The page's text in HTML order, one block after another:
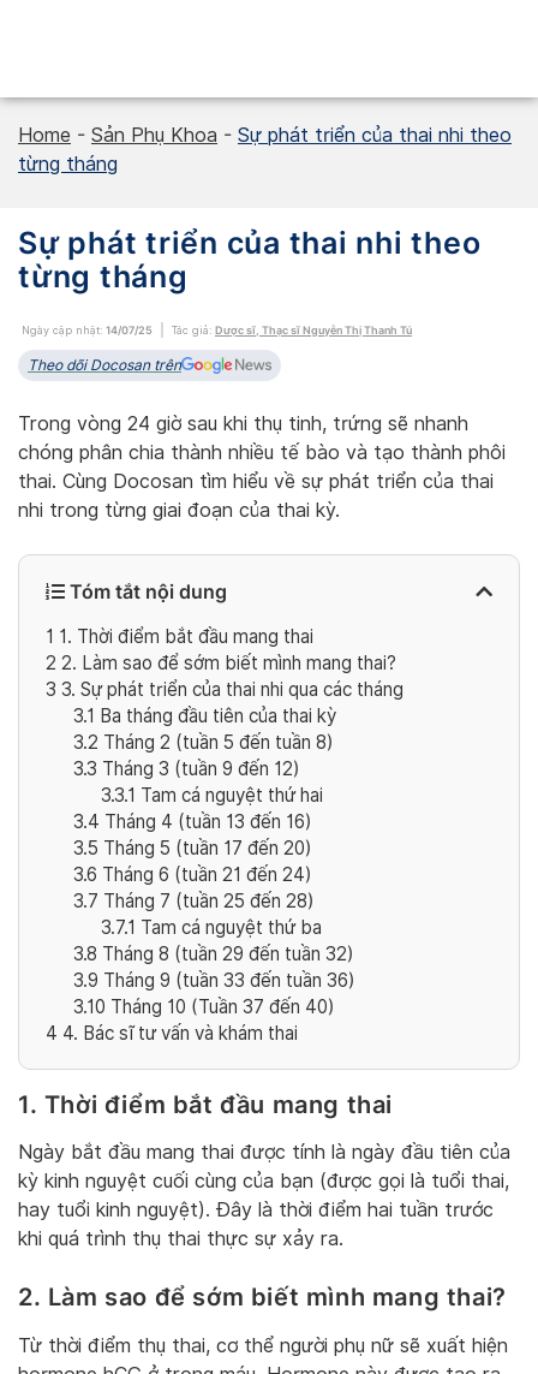
Home - Sản Phụ Khoa - Sự phát triển của thai nhi theo
từng tháng
Sự phát triển của thai nhi theo
từng tháng
Ngày cập nhật: 14/07/25 Tác giả: Dược sĩ, Thạc sĩ Nguyễn Thị Thanh Tú
Theo dõi Docosan trên
Trong vòng 24 giờ sau khi thụ tinh, trứng sẽ nhanh
chóng phân chia thành nhiều tế bào và tạo thành phôi
thai. Cùng Docosan tìm hiểu về sự phát triển của thai
nhi trong từng giai đoạn của thai kỳ.
Tóm tắt nội dung
1 1. Thời điểm bắt đầu mang thai
2 2. Làm sao để sớm biết mình mang thai?
3 3. Sự phát triển của thai nhi qua các tháng
3.1 Ba tháng đầu tiên của thai kỳ
3.2 Tháng 2 (tuần 5 đến tuần 8)
3.3 Tháng 3 (tuần 9 đến 12)
3.3.1 Tam cá nguyệt thứ hai
3.4 Tháng 4 (tuần 13 đến 16)
3.5 Tháng 5 (tuần 17 đến 20)
3.6 Tháng 6 (tuần 21 đến 24)
3.7 Tháng 7 (tuần 25 đến 28)
3.7.1 Tam cá nguyệt thứ ba
3.8 Tháng 8 (tuần 29 đến tuần 32)
3.9 Tháng 9 (tuần 33 đến tuần 36)
3.10 Tháng 10 (Tuần 37 đến 40)
4 4. Bác sĩ tư vấn và khám thai
1. Thời điểm bắt đầu mang thai
Ngày bắt đầu mang thai được tính là ngày đầu tiên của
kỳ kinh nguyệt cuối cùng của bạn (được gọi là tuổi thai,
hay tuổi kinh nguyệt). Đây là thời điểm hai tuần trước
khi quá trình thụ thai thực sự xảy ra.
2. Làm sao để sớm biết mình mang thai?
Từ thời điểm thụ thai, cơ thể người phụ nữ sẽ xuất hiện